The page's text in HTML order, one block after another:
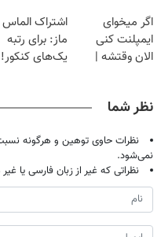
اگر میخوای
ایمپلنت کنی
الان وقتشه |
اشتراک الماس
ماز: برای رتبه
یک‌های کنکور!
نظر شما
نظرات حاوی توهین و هرگونه
نمی‌شود.
نظراتی که غیر از زبان فارسی یا